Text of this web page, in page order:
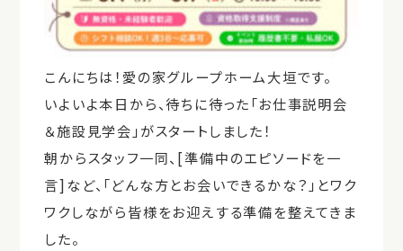
こんにちは！愛の家グループホーム大垣です。
いよいよ本日から、待ちに待った「お仕事説明会
＆施設見学会」がスタートしました！
朝からスタッフ一同、 [準備中のエピソードを一
言]など、「どんな方とお会いできるかな？」とワク
ワクしながら皆様をお迎えする準備を整えてきま
した。